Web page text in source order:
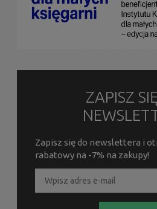
ZAPISZ
Zapisz się do newslettera i
rabatowy na -7% na zakupy!